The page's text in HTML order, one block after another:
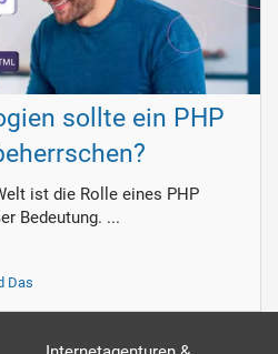
sollte ein PHP
ist die Rolle eines PHP
Bedeutung. ...
Das